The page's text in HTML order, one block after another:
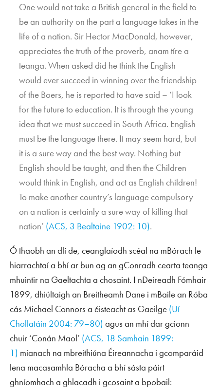
One would not take a British general in the field to
be an authority on the part a language takes in the
life of a nation. Sir Hector MacDonald, however,
appreciates the truth of the proverb, anam tíre a
teanga. When asked did he think the English
would ever succeed in winning over the friendship
of the Boers, he is reported to have said – ‘I look
for the future to education. It is through the young
idea that we must succeed in South Africa. English
must be the language there. It may seem hard, but
it is a sure way and the best way. Nothing but
English should be taught, and then the Children
would think in English, and act as English children!
To make another country’s language compulsory
on a nation is certainly a sure way of killing that
nation’ (ACS, 3 Bealtaine 1902: 10).
Ó thaobh an dlí de, ceanglaíodh scéal na mBórach le
hiarrachtaí a bhí ar bun ag an gConradh cearta teanga
mhuintir na Gaeltachta a chosaint. I nDeireadh Fómhair
1899, dhiúltaigh an Breitheamh Dane i mBaile an Róba
cás Michael Connors a éisteacht as Gaeilge (Uí
Chollatáin 2004: 79–80) agus an mhí dar gcionn
chuir ‘Conán Maol’ (ACS, 18 Samhain 1899:
1) mianach na mbreithiúna Éireannacha i gcomparáid
lena macasamhla Bóracha a bhí sásta páirt
ghníomhach a ghlacadh i gcosaint a bpobail: